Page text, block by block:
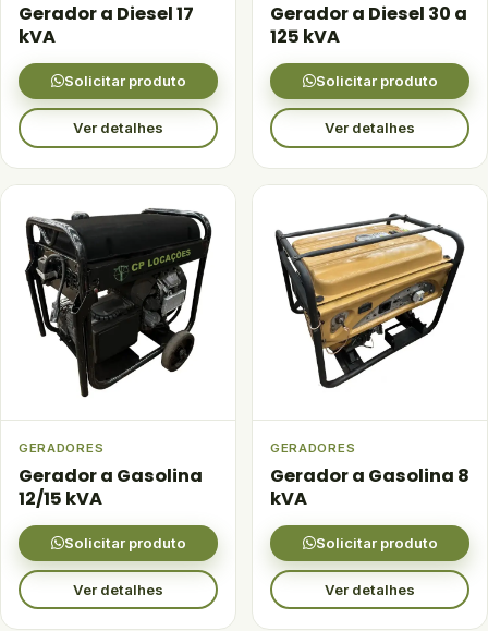
Gerador a Diesel 17
kVA
Solicitar produto
Ver detalhes
Gerador a Diesel 30 a
125 kVA
Solicitar produto
Ver detalhes
GERADORES
Gerador a Gasolina
12/15 kVA
Solicitar produto
Ver detalhes
GERADORES
Gerador a Gasolina 8
kVA
Solicitar produto
Ver detalhes